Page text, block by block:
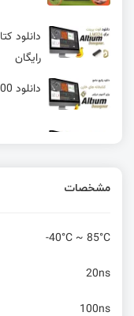
رایگان
دانلود 100% رایگان کتابخانه خازن برای آلتیوم دیزاینر
مشخصات
-40°C ~ 85°C
20ns
100ns